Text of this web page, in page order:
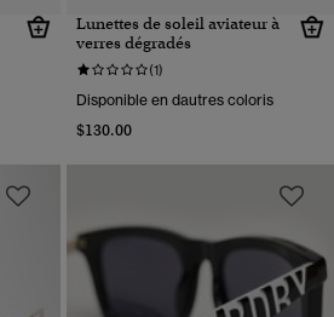
Lunettes de soleil aviateur à
verres dégradés
(1)
Disponible en dautres coloris
$130.00